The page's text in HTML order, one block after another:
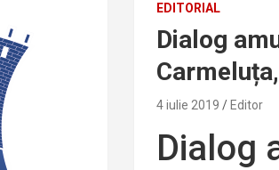
EDITORIAL
Dialog
4 iulie 2019 Editor
Dialog